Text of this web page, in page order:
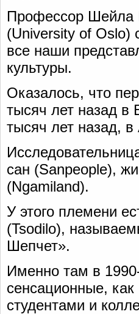
Профессор Шейла
(University of Oslo)
все наши
культуры.
Оказалось, что
тысяч лет назад в
тысяч лет назад,
сан (Sanpeople),
(Ngamiland).
У этого племени
(Tsodilo),
Шепчет».
Именно там в
сенсационные,
студентами и